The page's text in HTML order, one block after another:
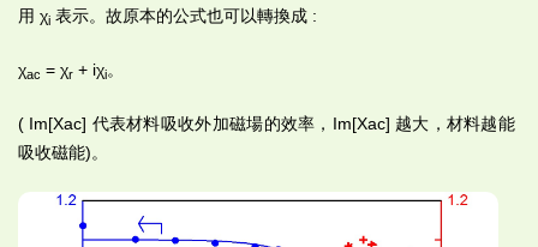
用 χi 表示。故原本的公式也可以轉換成 :
χac = χr + iχi。
( Im[Xac] 代表材料吸收外加磁場的效率，Im[Xac] 越大，材料越能
吸收磁能)。